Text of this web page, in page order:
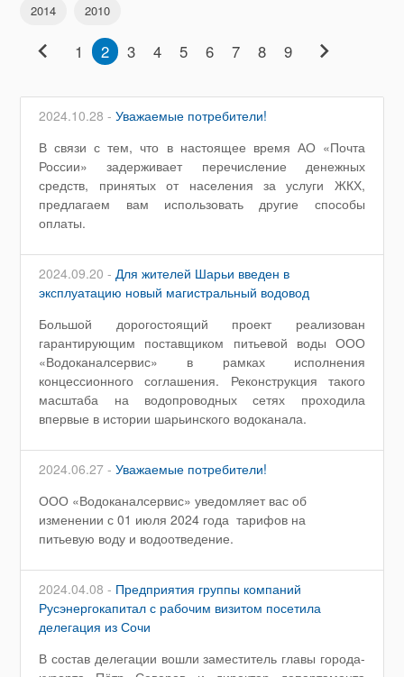
2014 2010
chevron_left 1 2 3 4 5 6 7 8 9 chevron_right
2024.10.28 -Уважаемые потребители!
В связи с тем, что в настоящее время АО «Почта
России» задерживает перечисление денежных
средств, принятых от населения за услуги ЖКХ,
предлагаем вам использовать другие способы
оплаты.
2024.09.20 - Для жителей Шарьи введен в
эксплуатацию новый магистральный водовод
Большой дорогостоящий проект реализован
гарантирующим поставщиком питьевой воды ООО
«Водоканалсервис» в рамках исполнения
концессионного соглашения. Реконструкция такого
масштаба на водопроводных сетях проходила
впервые в истории шарьинского водоканала.
2024.06.27 -Уважаемые потребители!
ООО «Водоканалсервис» уведомляет вас об
изменении с 01 июля 2024 года тарифов на
питьевую воду и водоотведение.
2024.04.08 - Предприятия группы компаний
Русэнергокапитал с рабочим визитом посетила
делегация из Сочи
В состав делегации вошли заместитель главы города-